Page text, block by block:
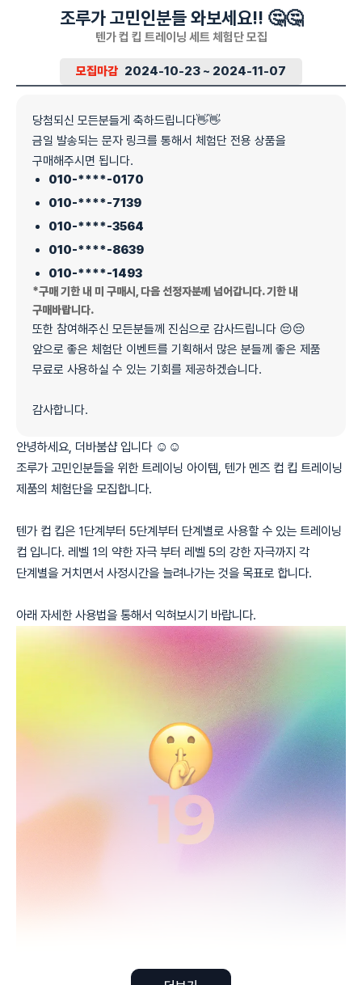
조루가 고민인분들 와보세요!! 🤔🤔
텐가 컵 킵 트레이닝 세트 체험단 모집
모집마감 2024-10-23 ~ 2024-11-07
당첨되신 모든분들게 축하드립니다👋👋
금일 발송되는 문자 링크를 통해서 체험단 전용 상품을
구매해주시면 됩니다.
010-****-0170
010-****-7139
010-****-3564
010-****-8639
010-****-1493
*구매 기한 내 미 구매시, 다음 선정자분께 넘어갑니다. 기한 내
구매바랍니다.
또한 참여해주신 모든분들께 진심으로 감사드립니다 😔😔
앞으로 좋은 체험단 이벤트를 기획해서 많은 분들께 좋은 제품
무료로 사용하실 수 있는 기회를 제공하겠습니다.
감사합니다.
안녕하세요, 더바붐샵 입니다 ☺️☺️
조루가 고민인분들을 위한 트레이닝 아이템, 텐가 멘즈 컵 킵 트레이닝
제품의 체험단을 모집합니다.
텐가 컵 킵은 1단계부터 5단계부터 단계별로 사용할 수 있는 트레이닝
컵 입니다. 레벨 1의 약한 자극 부터 레벨 5의 강한 자극까지 각
단계별을 거치면서 사정시간을 늘려나가는 것을 목표로 합니다.
아래 자세한 사용법을 통해서 익혀보시기 바랍니다.